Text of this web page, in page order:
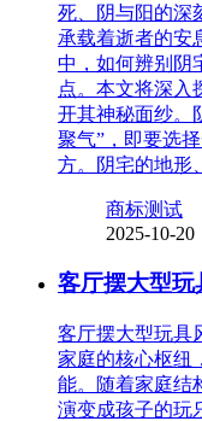
死、阴与阳的深
承载着逝者的安
中，如何辨别阴
点。本文将深入
开其神秘面纱。
聚气”，即要选
方。阴宅的地形
商标测试
2025-10-20
客厅摆大型玩
客厅摆大型玩具
家庭的核心枢纽
能。随着家庭结
演变成孩子的玩